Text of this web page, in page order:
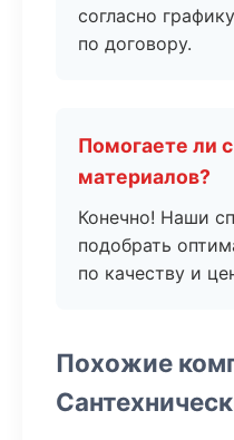
согласно
по договору.
Помогаете ли
материалов?
Конечно! Наши
подобрать
по качеству и
Похожие